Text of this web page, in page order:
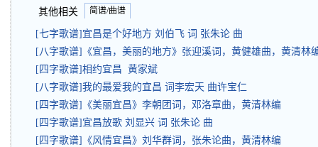
其他相关 简谱/曲谱
[七字歌谱]宜昌是个好地方 刘伯飞 词 张朱论 曲
[八字歌谱]《宜昌，美丽的地方》张迎溪词，黄健雄曲，黄清
[四字歌谱]相约宜昌 黄家斌
[八字歌谱]我的最爱我的宜昌 词李宏天 曲许宝仁
[四字歌谱]《美丽宜昌》李朝团词，邓洛章曲，黄清林编
[四字歌谱]宜昌放歌 刘显兴 词 张朱论 曲
[四字歌谱]《风情宜昌》刘华群词，张朱论曲，黄清林编